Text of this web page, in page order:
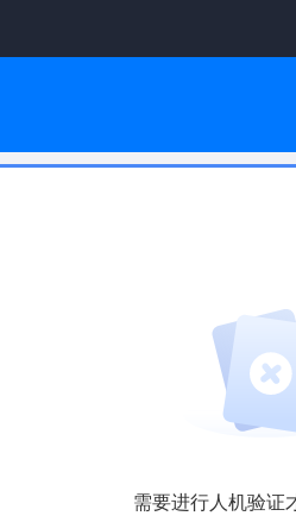
需要进行人机验证